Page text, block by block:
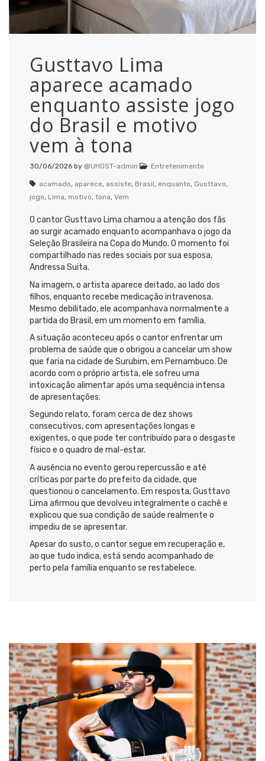
Gusttavo Lima
aparece acamado
enquanto assiste jogo
do Brasil e motivo
vem à tona
30/06/2026 by @UHOST-admin Entretenimento
acamado, aparece, assiste, Brasil, enquanto, Gusttavo,
jogo, Lima, motivo, tona, Vem
O cantor Gusttavo Lima chamou a atenção dos fãs
ao surgir acamado enquanto acompanhava o jogo da
Seleção Brasileira na Copa do Mundo. O momento foi
compartilhado nas redes sociais por sua esposa,
Andressa Suita.
Na imagem, o artista aparece deitado, ao lado dos
filhos, enquanto recebe medicação intravenosa.
Mesmo debilitado, ele acompanhava normalmente a
partida do Brasil, em um momento em família.
A situação aconteceu após o cantor enfrentar um
problema de saúde que o obrigou a cancelar um show
que faria na cidade de Surubim, em Pernambuco. De
acordo com o próprio artista, ele sofreu uma
intoxicação alimentar após uma sequência intensa
de apresentações.
Segundo relato, foram cerca de dez shows
consecutivos, com apresentações longas e
exigentes, o que pode ter contribuído para o desgaste
físico e o quadro de mal-estar.
A ausência no evento gerou repercussão e até
críticas por parte do prefeito da cidade, que
questionou o cancelamento. Em resposta, Gusttavo
Lima afirmou que devolveu integralmente o cachê e
explicou que sua condição de saúde realmente o
impediu de se apresentar.
Apesar do susto, o cantor segue em recuperação e,
ao que tudo indica, está sendo acompanhado de
perto pela família enquanto se restabelece.